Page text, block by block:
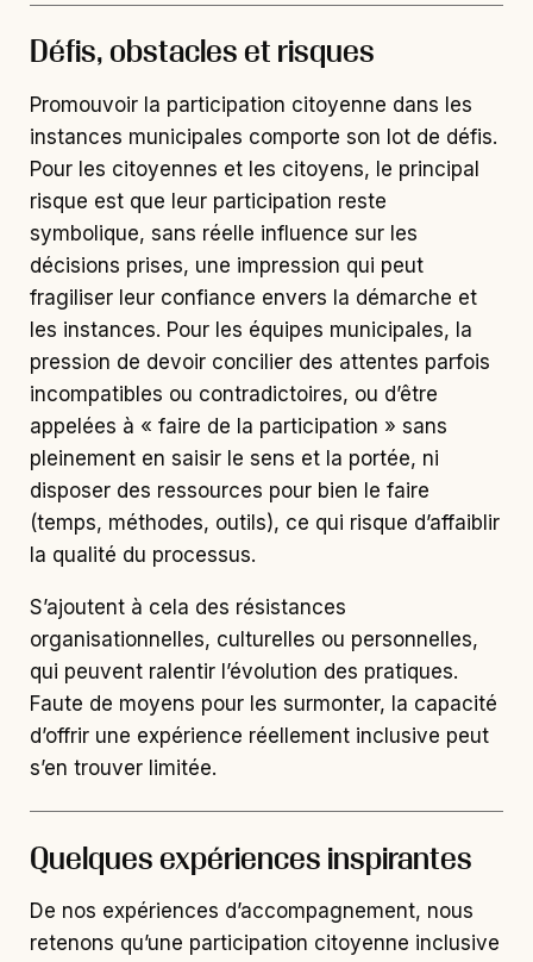
Défis, obstacles et risques
Promouvoir la participation citoyenne dans les
instances municipales comporte son lot de défis.
Pour les citoyennes et les citoyens, le principal
risque est que leur participation reste
symbolique, sans réelle influence sur les
décisions prises, une impression qui peut
fragiliser leur confiance envers la démarche et
les instances. Pour les équipes municipales, la
pression de devoir concilier des attentes parfois
incompatibles ou contradictoires, ou d’être
appelées à « faire de la participation » sans
pleinement en saisir le sens et la portée, ni
disposer des ressources pour bien le faire
(temps, méthodes, outils), ce qui risque d’affaiblir
la qualité du processus.
S’ajoutent à cela des résistances
organisationnelles, culturelles ou personnelles,
qui peuvent ralentir l’évolution des pratiques.
Faute de moyens pour les surmonter, la capacité
d’offrir une expérience réellement inclusive peut
s’en trouver limitée.
Quelques expériences inspirantes
De nos expériences d’accompagnement, nous
retenons qu’une participation citoyenne inclusive